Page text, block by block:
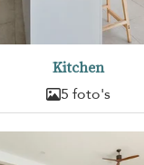
Kitchen
5 foto's